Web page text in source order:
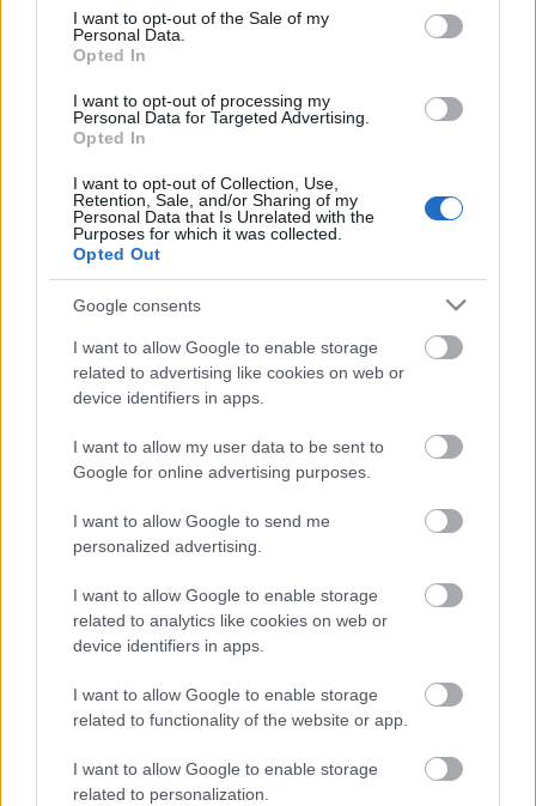
consent section.
I want to opt-out of the Sale of my
Personal Data.
Opted In
I want to opt-out of processing my
Personal Data for Targeted Advertising.
Opted In
I want to opt-out of Collection, Use,
Retention, Sale, and/or Sharing of my
Personal Data that Is Unrelated with the
Purposes for which it was collected.
Opted Out
Google consents
I want to allow Google to enable storage
related to advertising like cookies on web or
device identifiers in apps.
I want to allow my user data to be sent to
Google for online advertising purposes.
I want to allow Google to send me
personalized advertising.
I want to allow Google to enable storage
related to analytics like cookies on web or
device identifiers in apps.
I want to allow Google to enable storage
related to functionality of the website or app.
I want to allow Google to enable storage
related to personalization.
forgatagában
13:01
Horváth Lili: „Meg kell tanulnunk magunkat
elfogadni, ha boldogan akarunk élni”
12:02
Zendaya Budapesten bizonyította be, hogy ő
11:01
Olvadásveszély: Kafi Rea Milla álomszép
fotóval jelentette be kisfia érkezését
10:03
Bruce Willis feleségének új fotója egy
mozdulattal tépte ki a szívünket
09:31
kérdezzétek többet, mikor jön a kistestvér:
07:31
Formáld át az agyad ezzel a zseniális trükkel,
hogy a legtöbbet hozhasd ki az életedből
Napi horoszkóp: Az Oroszlán szenvedélyre
számíthat, a Bika jól fizető munkát kap -
július 7.
Ezekkel a kreatív módszerekkel megelőzhető
a demencia, miközben boldoggá is tesz